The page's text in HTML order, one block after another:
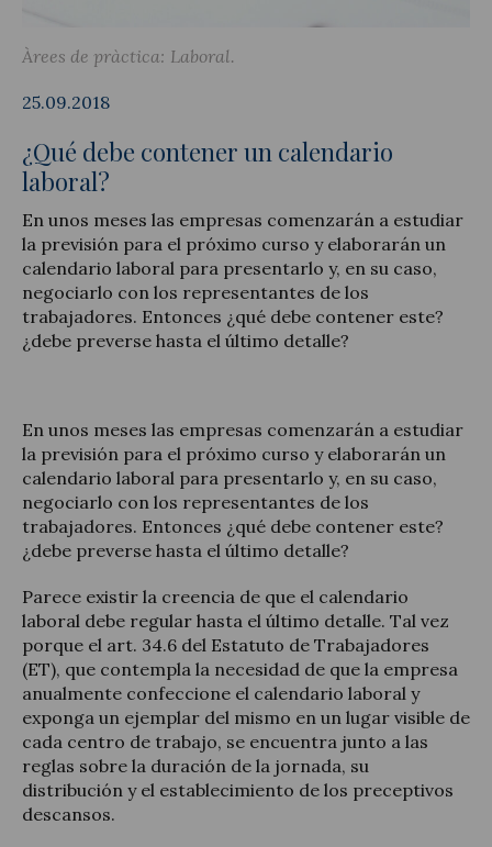
Àrees de pràctica: Laboral
25.09.2018
¿Qué debe contener un calendario
laboral?
En unos meses las empresas comenzarán a estudiar
la previsión para el próximo curso y elaborarán un
calendario laboral para presentarlo y, en su caso,
negociarlo con los representantes de los
trabajadores. Entonces ¿qué debe contener este?
¿debe preverse hasta el último detalle?
En unos meses las empresas comenzarán a estudiar
la previsión para el próximo curso y elaborarán un
calendario laboral para presentarlo y, en su caso,
negociarlo con los representantes de los
trabajadores. Entonces ¿qué debe contener este?
¿debe preverse hasta el último detalle?
Parece existir la creencia de que el calendario
laboral debe regular hasta el último detalle. Tal vez
porque el art. 34.6 del Estatuto de Trabajadores
(ET), que contempla la necesidad de que la empresa
anualmente confeccione el calendario laboral y
exponga un ejemplar del mismo en un lugar visible de
cada centro de trabajo, se encuentra junto a las
reglas sobre la duración de la jornada, su
distribución y el establecimiento de los preceptivos
descansos.